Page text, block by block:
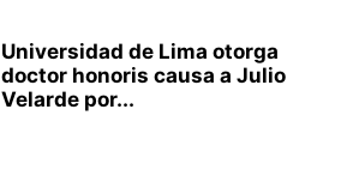
Universidad de Lima otorga
doctor honoris causa a Julio
Velarde por...